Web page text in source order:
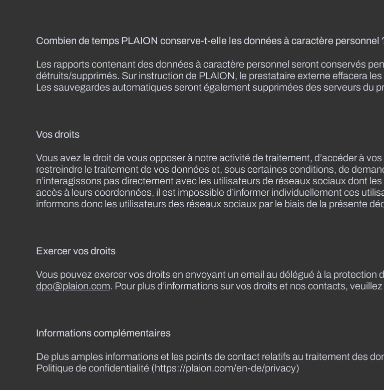
Combien de temps PLAION conserve-t-elle les données à caractère personnel
Les rapports contenant des données à caractère personnel seront conservés
détruits/supprimés. Sur instruction de PLAION, le prestataire externe effacera
Les sauvegardes automatiques seront également supprimées des serveurs du
Vos droits
Vous avez le droit de vous opposer à notre activité de traitement, d’accéder à
restreindre le traitement de vos données et, sous certaines conditions, de
n’interagissons pas directement avec les utilisateurs de réseaux sociaux dont
accès à leurs coordonnées, il est impossible d’informer individuellement ces
informons donc les utilisateurs des réseaux sociaux par le biais de la présente
Exercer vos droits
Vous pouvez exercer vos droits en envoyant un email au délégué à la protection
dpo@plaion.com. Pour plus d’informations sur vos droits et nos contacts,
Informations complémentaires
De plus amples informations et les points de contact relatifs au traitement des
Politique de confidentialité (https://plaion.com/en-de/privacy)